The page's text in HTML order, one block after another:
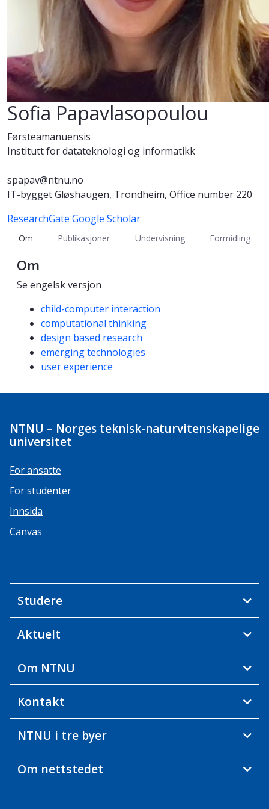
Sofia Papavlasopoulou
Førsteamanuensis
Institutt for datateknologi og informatikk
spapav@ntnu.no
IT-bygget Gløshaugen, Trondheim, Office number 220
ResearchGate Google Scholar
Om Publikasjoner Undervisning Formidling
Om
Se engelsk versjon
Kompetanseord
child-computer interaction
computational thinking
design based research
emerging technologies
user experience
NTNU – Norges teknisk-naturvitenskapelige
universitet
For ansatte
For studenter
Innsida
Canvas
Studere
Aktuelt
Om NTNU
Kontakt
NTNU i tre byer
Om nettstedet